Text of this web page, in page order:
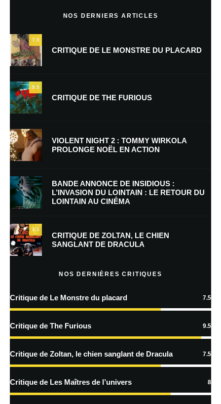
Nom*
E-mail
Enregistrer mon nom, mon e-mail et mon site dans le navigateur pour
mon prochain commentaire.
Prévenez-moi de tous les nouveaux commentaires par e-mail.
Prévenez-moi de tous les nouveaux articles par e-mail.
En savoir
traitées
NOS DERNIERS ARTICLES
7.5
CRITIQUE DE LE MONSTRE DU PLACARD
9.5
CRITIQUE DE THE FURIOUS
VIOLENT NIGHT 2 : TOMMY WIRKOLA
PROLONGE NOËL EN ACTION
BANDE ANNONCE DE INSIDIOUS :
L’INVASION DU LOINTAIN : LE RETOUR DU
LOINTAIN AU CINÉMA
7.5
CRITIQUE DE ZOLTAN, LE CHIEN
SANGLANT DE DRACULA
NOS DERNIÈRES CRITIQUES
Critique de Le Monstre du placard 7.5
Critique de The Furious 9.5
Critique de Zoltan, le chien sanglant de Dracula 7.5
Critique de Les Maîtres de l’univers 8